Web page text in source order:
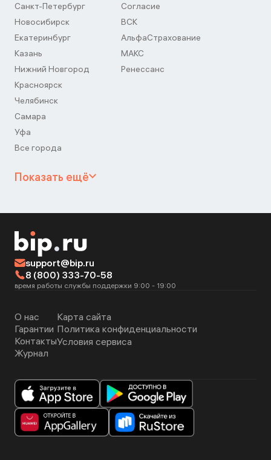
Санкт-Петербург
Новосибирск
Екатеринбург
Казань
Нижний Новгород
Красноярск
Челябинск
Самара
Уфа
Все города
Согласие
ВСК
АльфаСтрахование
МАКС
Ренессанс
Показать ещё
support@bip.ru
8 (800) 333-70-58
время работы службы поддержки 9:00 - 19:00
О нас
Гарантии
Контакты
Журнал
Карта сайта
Политика конфиденциальности
Условия сервиса